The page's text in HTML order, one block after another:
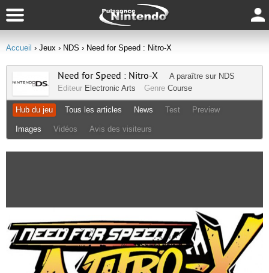
Accueil › Jeux › NDS › Need for Speed : Nitro-X
Need for Speed : Nitro-X A paraître sur NDS
Editeur Electronic Arts Genre Course
Hub du jeu Tous les articles News Test Preview
Images Vidéos Avis des visiteurs